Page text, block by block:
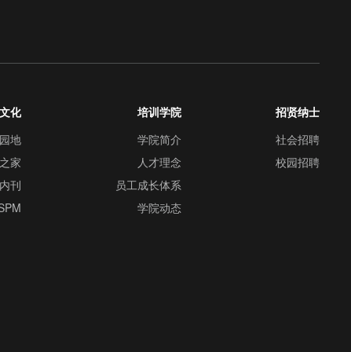
化
地
家
刊
培训学院
学院简介
人才理念
员工成长体系
学院动态
招贤纳士
社会招聘
校园招聘